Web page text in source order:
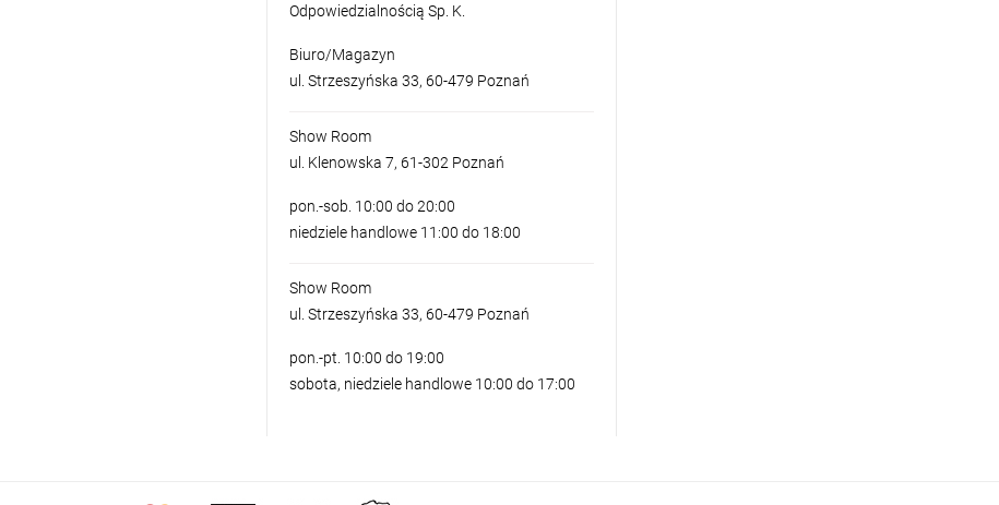
Odpowiedzialnością Sp. K.
Biuro/Magazyn
ul. Strzeszyńska 33, 60-479 Poznań
Show Room
ul. Klenowska 7, 61-302 Poznań
pon.-sob. 10:00 do 20:00
niedziele handlowe 11:00 do 18:00
Show Room
ul. Strzeszyńska 33, 60-479 Poznań
pon.-pt. 10:00 do 19:00
sobota, niedziele handlowe 10:00 do 17:00